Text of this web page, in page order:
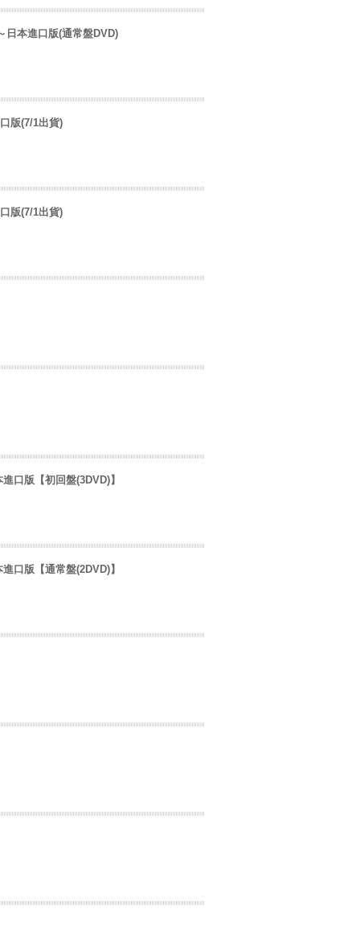
本進口版(通常盤DVD)
版(7/1出貨)
版(7/1出貨)
口版【初回盤(3DVD)】
口版【通常盤(2DVD)】